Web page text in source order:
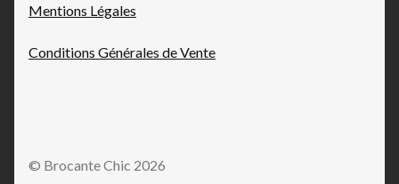
Mentions L égales
Conditions Générales deVente
© Brocante Chic 2026